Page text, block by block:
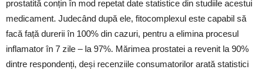
prostatită conțin în mod repetat date statistice din studiile acestui
medicament. Judecând după ele, fitocomplexul este capabil să
facă față durerii în 100% din cazuri, pentru a elimina procesul
inflamator în 7 zile – la 97%. Mărimea prostatei a revenit la 90%
dintre respondenți, deși recenziile consumatorilor arată statistici